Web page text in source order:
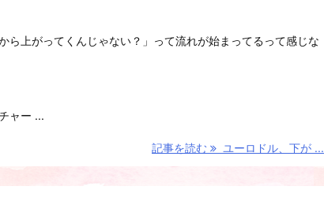
ら上がってくんじゃない？」って流れが始まってるって感じな
ャー ...
記事を読む ユーロドル、下が ...